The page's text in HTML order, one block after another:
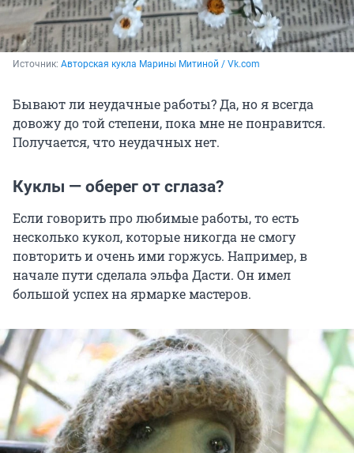
Источник: Авторская кукла Марины Митиной / Vk.com
Бывают ли неудачные работы? Да, но я всегда
довожу до той степени, пока мне не понравится.
Получается, что неудачных нет.
Куклы — оберег от сглаза?
Если говорить про любимые работы, то есть
несколько кукол, которые никогда не смогу
повторить и очень ими горжусь. Например, в
начале пути сделала эльфа Дасти. Он имел
большой успех на ярмарке мастеров.